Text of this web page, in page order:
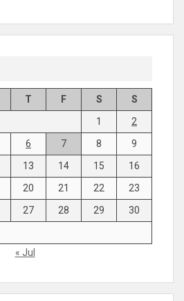
T F S
S
1
2
6 7 8
9
13 14 15
16
20 21 22
23
27 28 29
30
« Jul